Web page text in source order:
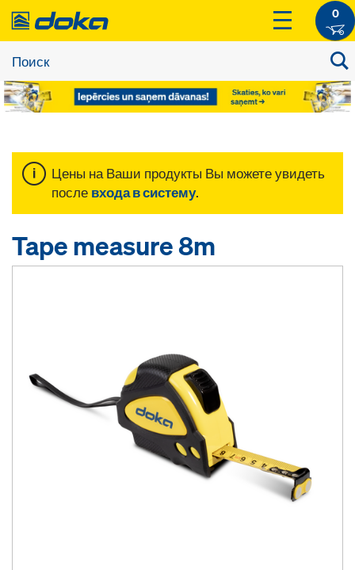
0
Цены на Ваши продукты Вы можете увидеть
после входа в систему.
Tape measure 8m